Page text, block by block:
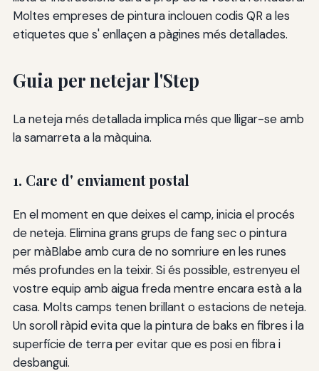
Moltes empreses de pintura inclouen codis QR a les
etiquetes que s' enllaçen a pàgines més detallades.
Guia per netejar l'Step
La neteja més detallada implica més que lligar-se amb
la samarreta a la màquina.
1. Care d' enviament postal
En el moment en que deixes el camp, inicia el procés
de neteja. Elimina grans grups de fang sec o pintura
per màBlabe amb cura de no somriure en les runes
més profundes en la teixir. Si és possible, estrenyeu el
vostre equip amb aigua freda mentre encara està a la
casa. Molts camps tenen brillant o estacions de neteja.
Un soroll ràpid evita que la pintura de baks en fibres i la
superfície de terra per evitar que es posi en fibra i
desbangui.